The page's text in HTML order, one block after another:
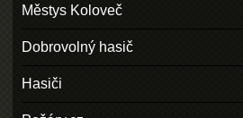
Městys Koloveč
Dobrovolný hasič
Hasiči